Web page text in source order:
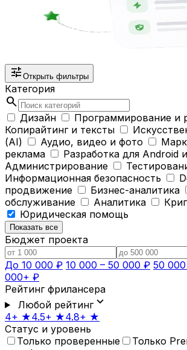
tune Открыть фильтры
Категория
search
Дизайн
Программирование и
Копирайтинг и тексты
(AI)
Аудио, видео и фото
реклама
Разработка для Android
Администрирование
Информационная безопасность
продвижение
Бизнес-аналитика
обслуживание
Аналитика
Юридическая помощь
Показать все
Бюджет проекта
До 10 000 ₽ 10 000 – 50 000 ₽ 50
000+ ₽
Рейтинг фрилансера
Любой рейтингexpand_more
4+ ★4.5+ ★4.8+ ★
Статус и уровень
Только проверенные
Только